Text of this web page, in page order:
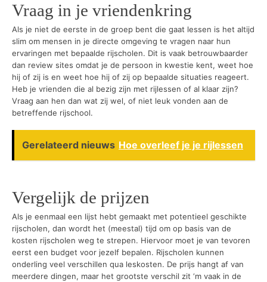
Vraag in je vriendenkring
Als je niet de eerste in de groep bent die gaat lessen is het altijd
slim om mensen in je directe omgeving te vragen naar hun
ervaringen met bepaalde rijscholen. Dit is vaak betrouwbaarder
dan review sites omdat je de persoon in kwestie kent, weet hoe
hij of zij is en weet hoe hij of zij op bepaalde situaties reageert.
Heb je vrienden die al bezig zijn met rijlessen of al klaar zijn?
Vraag aan hen dan wat zij wel, of niet leuk vonden aan de
betreffende rijschool.
Gerelateerd nieuws Hoe overleef je je rijlessen
Vergelijk de prijzen
Als je eenmaal een lijst hebt gemaakt met potentieel geschikte
rijscholen, dan wordt het (meestal) tijd om op basis van de
kosten rijscholen weg te strepen. Hiervoor moet je van tevoren
eerst een budget voor jezelf bepalen. Rijscholen kunnen
onderling veel verschillen qua leskosten. De prijs hangt af van
meerdere dingen, maar het grootste verschil zit ‘m vaak in de